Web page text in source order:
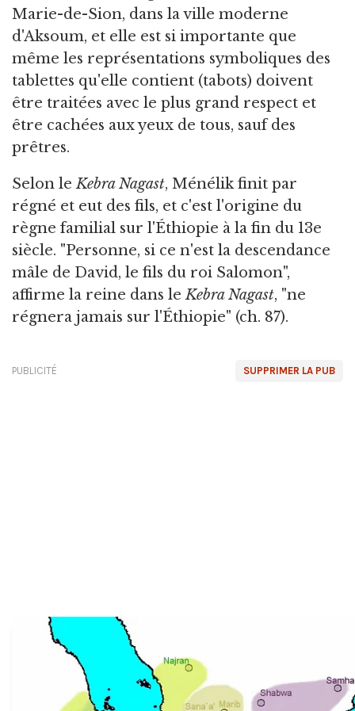
Marie-de-Sion, dans la ville moderne
d'Aksoum, et elle est si importante que
même les représentations symboliques des
tablettes qu'elle contient (tabots) doivent
être traitées avec le plus grand respect et
être cachées aux yeux de tous, sauf des
prêtres.
Selon leKebra Nagast, Ménélik finit par
régné et eut des fils, et c'est l'origine du
règne familial sur l'Éthiopie à la fin du 13e
siècle. "Personne, si ce n'est la descendance
mâle de David, le fils du roi Salomon",
affirme la reine dans leKebra Nagast, "ne
régnera jamais sur l'Éthiopie" (ch. 87).
SUPPRIMER LA PUB
PUBLICITÉ